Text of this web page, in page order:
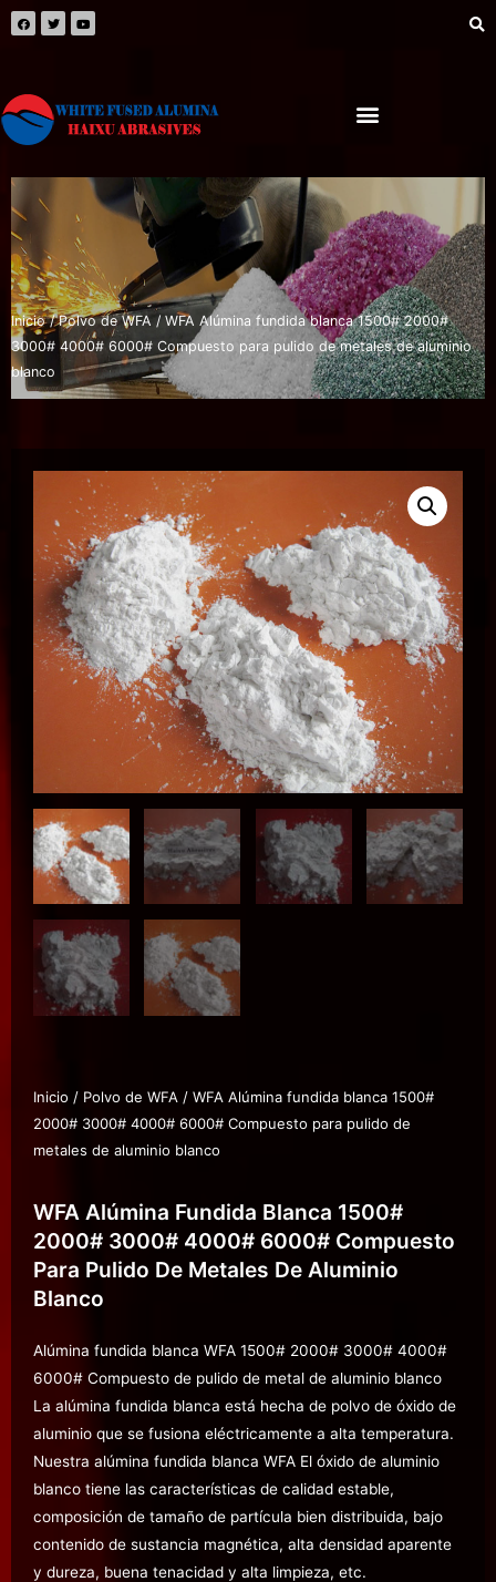
Inicio/Polvo de WFA / WFA Alúmina fundida blanca 1500# 2000#
3000# 4000# 6000# Compuesto para pulido de metales de aluminio
blanco
Inicio / Polvo de WFA / WFA Alúmina fundida blanca 1500#
2000# 3000# 4000# 6000# Compuesto para pulido de
metales de aluminio blanco
WFA Alúmina Fundida Blanca 1500#
2000# 3000# 4000# 6000# Compuesto
Para Pulido De Metales De Aluminio
Blanco
Alúmina fundida blanca WFA 1500# 2000# 3000# 4000#
6000# Compuesto de pulido de metal de aluminio blanco
La alúmina fundida blanca está hecha de polvo de óxido de
aluminio que se fusiona eléctricamente a alta temperatura.
Nuestra alúmina fundida blanca WFA El óxido de aluminio
blanco tiene las características de calidad estable,
composición de tamaño de partícula bien distribuida, bajo
contenido de sustancia magnética, alta densidad aparente
y dureza, buena tenacidad y alta limpieza, etc.